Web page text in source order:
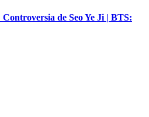
de Seo Ye Ji | BTS: